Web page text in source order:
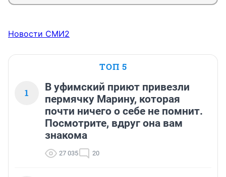
Новости СМИ2
ТОП 5
1
В уфимский приют привезли
пермячку Марину, которая
почти ничего о себе не помнит.
Посмотрите, вдруг она вам
знакома
27 035 20